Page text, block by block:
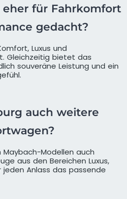
eher für Fahrkomfort
gedacht?
Luxus und
Gleichzeitig bietet das
souveräne Leistung und ein
auch weitere
Maybach-Modellen auch
aus den Bereichen Luxus,
jeden Anlass das passende